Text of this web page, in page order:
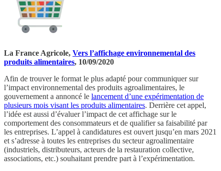
La France Agricole, Vers l’affichage environnemental des
produits alimentaires, 10/09/2020
Afin de trouver le format le plus adapté pour communiquer sur
l’impact environnemental des produits agroalimentaires, le
gouvernement a annoncé le lancement d’une expérimentation de
plusieurs mois visant les produits alimentaires. Derrière cet appel,
l’idée est aussi d’évaluer l’impact de cet affichage sur le
comportement des consommateurs et de qualifier sa faisabilité par
les entreprises. L’appel à candidatures est ouvert jusqu’en mars 2021
et s’adresse à toutes les entreprises du secteur agroalimentaire
(industriels, distributeurs, acteurs de la restauration collective,
associations, etc.) souhaitant prendre part à l’expérimentation.